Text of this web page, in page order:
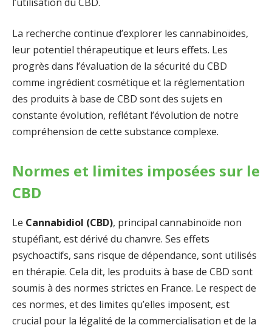
La recherche continue d’explorer les cannabinoïdes,
leur potentiel thérapeutique et leurs effets. Les
progrès dans l’évaluation de la sécurité du CBD
comme ingrédient cosmétique et la réglementation
des produits à base de CBD sont des sujets en
constante évolution, reflétant l’évolution de notre
compréhension de cette substance complexe.
Normes et limites imposées sur le
CBD
Le Cannabidiol (CBD), principal cannabinoïde non
stupéfiant, est dérivé du chanvre. Ses effets
psychoactifs, sans risque de dépendance, sont utilisés
en thérapie. Cela dit, les produits à base de CBD sont
soumis à des normes strictes en France. Le respect de
ces normes, et des limites qu’elles imposent, est
crucial pour la légalité de la commercialisation et de la